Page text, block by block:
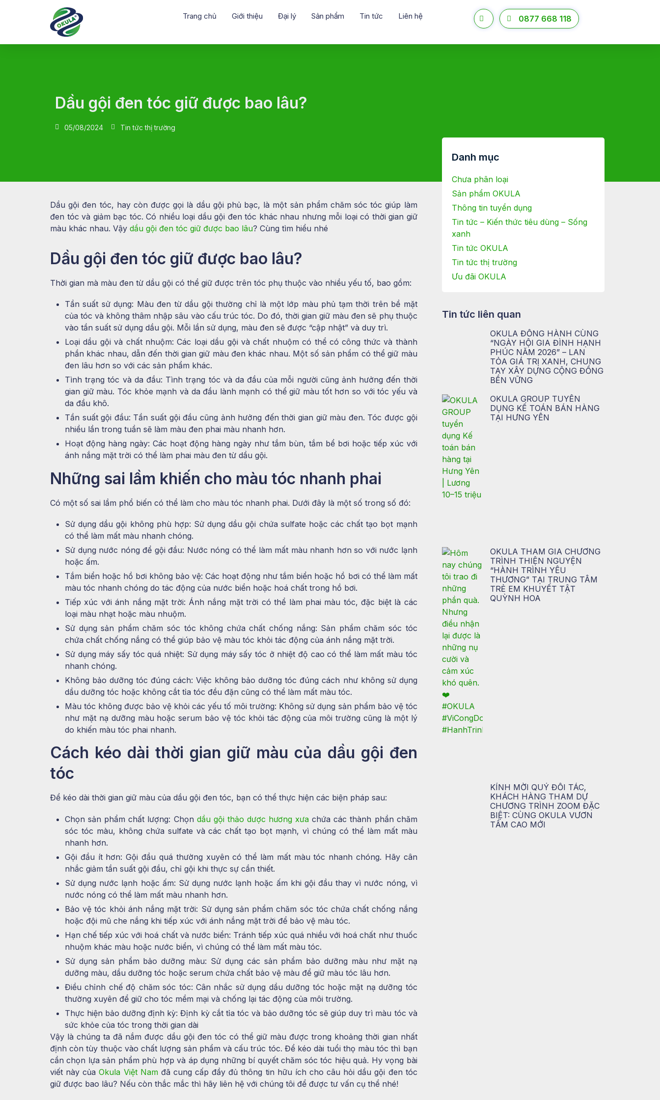
Trang chủ Giới thiệu Đại lý Sản phẩm Tin tức Liên hệ 0877 668 118
Dầu gội đen tóc giữ được bao lâu?
05/08/2024 Tin tức thị trường
Dầu gội đen tóc, hay còn được gọi là dầu gội phủ bạc, là một sản phẩm chăm sóc tóc giúp làm
đen tóc và giảm bạc tóc. Có nhiều loại dầu gội đen tóc khác nhau nhưng mỗi loại có thời gian giữ
màu khác nhau. Vậy dầu gội đen tóc giữ được bao lâu? Cùng tìm hiểu nhé
Dầu gội đen tóc giữ được bao lâu?
Thời gian mà màu đen từ dầu gội có thể giữ được trên tóc phụ thuộc vào nhiều yếu tố, bao gồm:
Tần suất sử dụng: Màu đen từ dầu gội thường chỉ là một lớp màu phủ tạm thời trên bề mặt
của tóc và không thâm nhập sâu vào cấu trúc tóc. Do đó, thời gian giữ màu đen sẽ phụ thuộc
vào tần suất sử dụng dầu gội. Mỗi lần sử dụng, màu đen sẽ được “cập nhật” và duy trì.
Loại dầu gội và chất nhuộm: Các loại dầu gội và chất nhuộm có thể có công thức và thành
phần khác nhau, dẫn đến thời gian giữ màu đen khác nhau. Một số sản phẩm có thể giữ màu
đen lâu hơn so với các sản phẩm khác.
Tình trạng tóc và da đầu: Tình trạng tóc và da đầu của mỗi người cũng ảnh hưởng đến thời
gian giữ màu. Tóc khỏe mạnh và da đầu lành mạnh có thể giữ màu tốt hơn so với tóc yếu và
da đầu khô.
Tần suất gội đầu: Tần suất gội đầu cũng ảnh hưởng đến thời gian giữ màu đen. Tóc được gội
nhiều lần trong tuần sẽ làm màu đen phai màu nhanh hơn.
Hoạt động hàng ngày: Các hoạt động hàng ngày như tắm bùn, tắm bể bơi hoặc tiếp xúc với
ánh nắng mặt trời có thể làm phai màu đen từ dầu gội.
Những sai lầm khiến cho màu tóc nhanh phai
Có một số sai lầm phổ biến có thể làm cho màu tóc nhanh phai. Dưới đây là một số trong số đó:
Sử dụng dầu gội không phù hợp: Sử dụng dầu gội chứa sulfate hoặc các chất tạo bọt mạnh
có thể làm mất màu nhanh chóng.
Sử dụng nước nóng để gội đầu: Nước nóng có thể làm mất màu nhanh hơn so với nước lạnh
hoặc ấm.
Tắm biển hoặc hồ bơi không bảo vệ: Các hoạt động như tắm biển hoặc hồ bơi có thể làm mất
màu tóc nhanh chóng do tác động của nước biển hoặc hoá chất trong hồ bơi.
Tiếp xúc với ánh nắng mặt trời: Ánh nắng mặt trời có thể làm phai màu tóc, đặc biệt là các
loại màu nhạt hoặc màu nhuộm.
Sử dụng sản phẩm chăm sóc tóc không chứa chất chống nắng: Sản phẩm chăm sóc tóc
chứa chất chống nắng có thể giúp bảo vệ màu tóc khỏi tác động của ánh nắng mặt trời.
Sử dụng máy sấy tóc quá nhiệt: Sử dụng máy sấy tóc ở nhiệt độ cao có thể làm mất màu tóc
nhanh chóng.
Không bảo dưỡng tóc đúng cách: Việc không bảo dưỡng tóc đúng cách như không sử dụng
dầu dưỡng tóc hoặc không cắt tỉa tóc đều đặn cũng có thể làm mất màu tóc.
Màu tóc không được bảo vệ khỏi các yếu tố môi trường: Không sử dụng sản phẩm bảo vệ tóc
như mặt nạ dưỡng màu hoặc serum bảo vệ tóc khỏi tác động của môi trường cũng là một lý
do khiến màu tóc phai nhanh.
Cách kéo dài thời gian giữ màu của dầu gội đen
tóc
Để kéo dài thời gian giữ màu của dầu gội đen tóc, bạn có thể thực hiện các biện pháp sau:
Chọn sản phẩm chất lượng: Chọn dầu gội thảo dược hương xưa chứa các thành phần chăm
sóc tóc màu, không chứa sulfate và các chất tạo bọt mạnh, vì chúng có thể làm mất màu
nhanh hơn.
Gội đầu ít hơn: Gội đầu quá thường xuyên có thể làm mất màu tóc nhanh chóng. Hãy cân
nhắc giảm tần suất gội đầu, chỉ gội khi thực sự cần thiết.
Sử dụng nước lạnh hoặc ấm: Sử dụng nước lạnh hoặc ấm khi gội đầu thay vì nước nóng, vì
nước nóng có thể làm mất màu nhanh hơn.
Bảo vệ tóc khỏi ánh nắng mặt trời: Sử dụng sản phẩm chăm sóc tóc chứa chất chống nắng
hoặc đội mũ che nắng khi tiếp xúc với ánh nắng mặt trời để bảo vệ màu tóc.
Hạn chế tiếp xúc với hoá chất và nước biển: Tránh tiếp xúc quá nhiều với hoá chất như thuốc
nhuộm khác màu hoặc nước biển, vì chúng có thể làm mất màu tóc.
Sử dụng sản phẩm bảo dưỡng màu: Sử dụng các sản phẩm bảo dưỡng màu như mặt nạ
dưỡng màu, dầu dưỡng tóc hoặc serum chứa chất bảo vệ màu để giữ màu tóc lâu hơn.
Điều chỉnh chế độ chăm sóc tóc: Cân nhắc sử dụng dầu dưỡng tóc hoặc mặt nạ dưỡng tóc
thường xuyên để giữ cho tóc mềm mại và chống lại tác động của môi trường.
Thực hiện bảo dưỡng định kỳ: Định kỳ cắt tỉa tóc và bảo dưỡng tóc sẽ giúp duy trì màu tóc và
sức khỏe của tóc trong thời gian dài
Vậy là chúng ta đã nắm được dầu gội đen tóc có thể giữ màu được trong khoảng thời gian nhất
định còn tùy thuộc vào chất lượng sản phẩm và cấu trúc tóc. Để kéo dài tuổi thọ màu tóc thì bạn
cần chọn lựa sản phẩm phù hợp và áp dụng những bí quyết chăm sóc tóc hiệu quả. Hy vọng bài
viết này củaOkula Việt Namđã cung cấp đầy đủ thông tin hữu ích cho câu hỏi dầu gội đen tóc
giữ được bao lâu? Nếu còn thắc mắc thì hãy liên hệ với chúng tôi để được tư vấn cụ thể nhé!
Danh mục
Chưa phân loại
Sản phẩm OKULA
Thông tin tuyển dụng
Tin tức – Kiến thức tiêu dùng – Sống
xanh
Tin tức OKULA
Tin tức thị trường
Ưu đãi OKULA
Tin tức liên quan
OKULA ĐỒNG HÀNH CÙNG
“NGÀY HỘI GIA ĐÌNH HẠNH
PHÚC NĂM 2026” – LAN
TỎA GIÁ TRỊ XANH, CHUNG
TAY XÂY DỰNG CỘNG ĐỒNG
BỀN VỮNG
OKULA GROUP TUYỂN
DỤNG KẾ TOÁN BÁN HÀNG
TẠI HƯNG YÊN
OKULA THAM GIA CHƯƠNG
TRÌNH THIỆN NGUYỆN
“HÀNH TRÌNH YÊU
THƯƠNG” TẠI TRUNG TÂM
TRẺ EM KHUYẾT TẬT
QUỲNH HOA
KÍNH MỜI QUÝ ĐỐI TÁC,
KHÁCH HÀNG THAM DỰ
CHƯƠNG TRÌNH ZOOM ĐẶC
BIỆT: CÙNG OKULA VƯƠN
TẦM CAO MỚI